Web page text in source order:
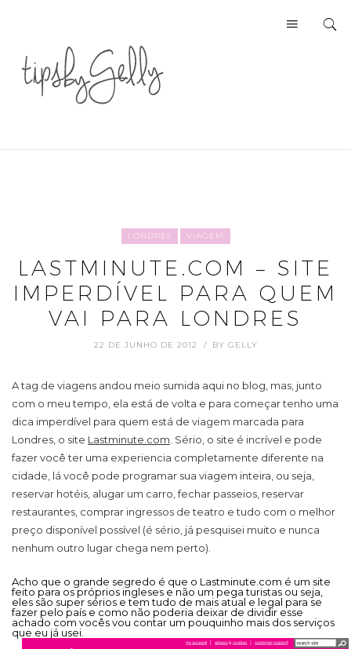
LONDRES VIAGEM
LASTMINUTE.COM – SITE
IMPERDÍVEL PARA QUEM
VAI PARA LONDRES
22 DE JUNHO DE 2012 BY GELLY
A tag de viagens andou meio sumida aqui no blog, mas, junto
com o meu tempo, ela está de volta e para começar tenho uma
dica imperdível para quem está de viagem marcada para
Londres, o site Lastminute.com . Sério, o site é incrível e pode
fazer você ter uma experiencia completamente diferente na
cidade, lá você pode programar sua viagem inteira, ou seja,
reservar hotéis, alugar um carro, fechar passeios, reservar
restaurantes, comprar ingressos de teatro e tudo com o melhor
preço disponível possível (é sério, já pesquisei muito e nunca
nenhum outro lugar chega nem perto).
Acho que o grande segredo é que o Lastminute.com é um site
feito para os próprios ingleses e não um pega turistas ou seja,
eles são super sérios e tem tudo de mais atual e legal para se
fazer pelo país e como não poderia deixar de dividir esse
achado com vocês vou contar um pouquinho mais dos serviços
que eu já usei.